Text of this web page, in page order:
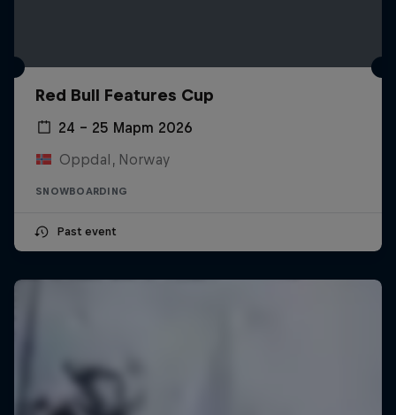
Red Bull Features Cup
24 – 25 Март 2026
Oppdal, Norway
SNOWBOARDING
Past event